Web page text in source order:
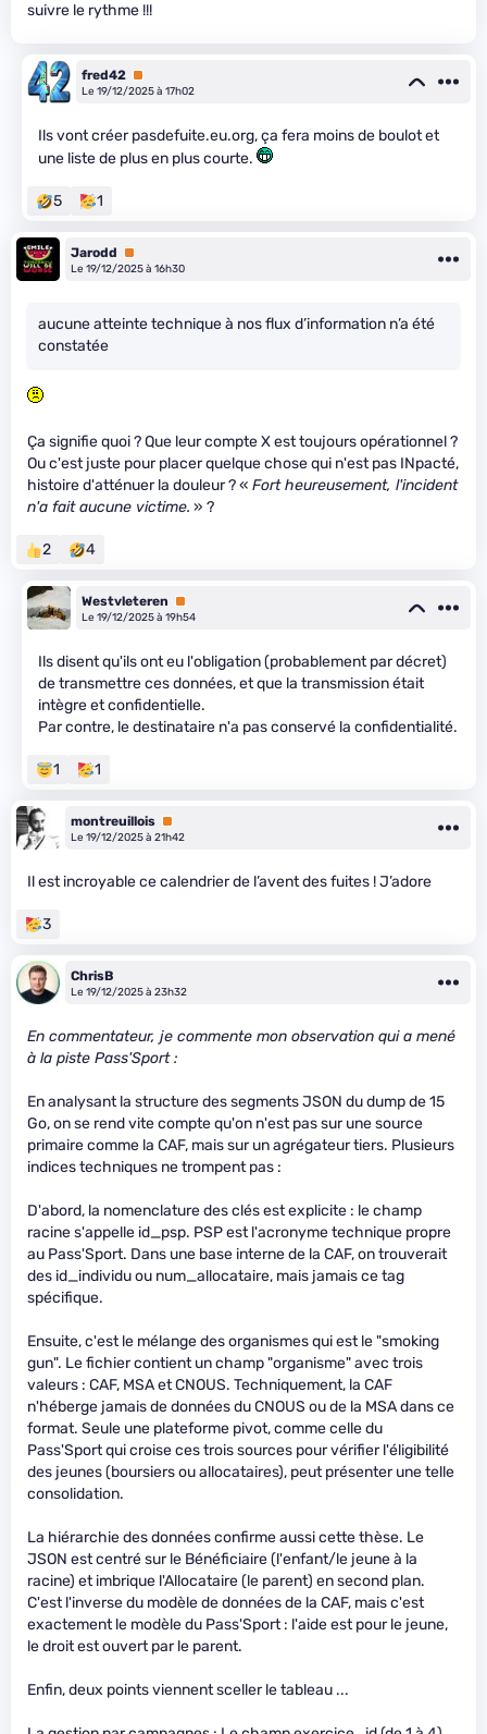
suivre le rythme !!!
fred42 Premium
Le 19/12/2025 à 17h02
Ils vont créer pasdefuite.eu.org, ça fera moins de boulot et
une liste de plus en plus courte.
5 1
Jarodd
Premium
Le 19/12/2025 à 16h30
aucune atteinte technique à nos flux d’information n’a été
constatée
Ça signifie quoi ? Que leur compte X est toujours opérationnel ?
Ou c'est juste pour placer quelque chose qui n'est pas INpacté,
histoire d'atténuer la douleur ? « Fort heureusement, l'incident
n'a fait aucune victime. » ?
2 4
Westvleteren
Premium
Le 19/12/2025 à 19h54
Ils disent qu'ils ont eu l'obligation (probablement par décret)
de transmettre ces données, et que la transmission était
intègre et confidentielle.
Par contre, le destinataire n'a pas conservé la confidentialité.
1 1
montreuillois Premium
Le 19/12/2025 à 21h42
Il est incroyable ce calendrier de l’avent des fuites ! J’adore
3
ChrisB
Le 19/12/2025 à 23h32
En commentateur, je commente mon observation qui a mené
à la piste Pass'Sport :
En analysant la structure des segments JSON du dump de 15
Go, on se rend vite compte qu'on n'est pas sur une source
primaire comme la CAF, mais sur un agrégateur tiers. Plusieurs
indices techniques ne trompent pas :
D'abord, la nomenclature des clés est explicite : le champ
racine s'appelle id_psp. PSP est l'acronyme technique propre
au Pass'Sport. Dans une base interne de la CAF, on trouverait
des id_individu ou num_allocataire, mais jamais ce tag
spécifique.
Ensuite, c'est le mélange des organismes qui est le "smoking
gun". Le fichier contient un champ "organisme" avec trois
valeurs : CAF, MSA et CNOUS. Techniquement, la CAF
n'héberge jamais de données du CNOUS ou de la MSA dans ce
format. Seule une plateforme pivot, comme celle du
Pass'Sport qui croise ces trois sources pour vérifier l'éligibilité
des jeunes (boursiers ou allocataires), peut présenter une telle
consolidation.
La hiérarchie des données confirme aussi cette thèse. Le
JSON est centré sur le Bénéficiaire (l'enfant/le jeune à la
racine) et imbrique l'Allocataire (le parent) en second plan.
C'est l'inverse du modèle de données de la CAF, mais c'est
exactement le modèle du Pass'Sport : l'aide est pour le jeune,
le droit est ouvert par le parent.
Enfin, deux points viennent sceller le tableau ...